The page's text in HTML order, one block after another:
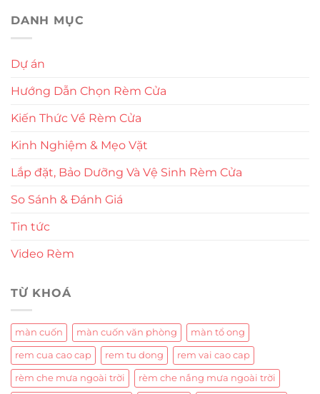
DANH MỤC
Dự án
Hướng Dẫn Chọn Rèm Cửa
Kiến Thức Về Rèm Cửa
Kinh Nghiệm & Mẹo Vặt
Lắp đặt, Bảo Dưỡng Và Vệ Sinh Rèm Cửa
So Sánh & Đánh Giá
Tin tức
Video Rèm
TỪ KHOÁ
màn cuốn màn cuốn văn phòng màn tổ ong
rem cua cao cap rem tu dong rem vai cao cap
rèm che mưa ngoài trời rèm che nắng mưa ngoài trời